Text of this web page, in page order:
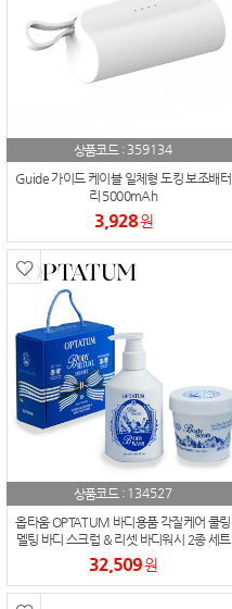
상품코드 : 359134
Guide 가이드 케이블 일체형 도킹 보조배터
리 5000mAh
3,928원
상품코드 : 134527
옵타움 OPTATUM 바디용품 각질케어 쿨링
멜팅 바디 스크럽 & 리셋 바디워시 2종 세트
32,509원